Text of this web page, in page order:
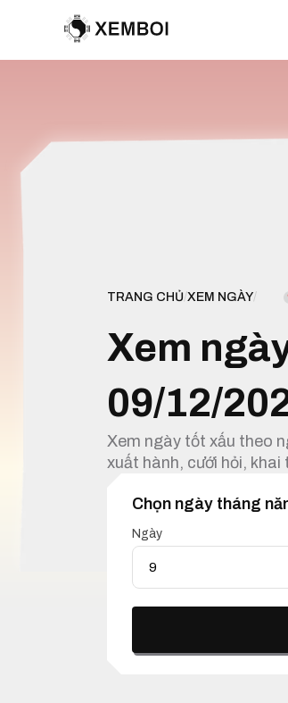
TRANG CHỦ/XEM NGÀY/
Xem
09/12/
Xem ngày tốt xấu theo
xuất hành, cưới hỏi,
Chọn ngày tháng
Ngày